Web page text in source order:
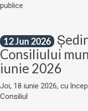
publice
12 Jun 2026
Consiliului
iunie 2026
Joi, 18 iunie 2026, cu
Consiliul